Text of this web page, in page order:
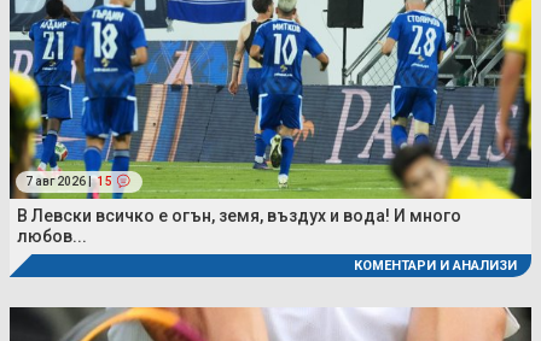
7 авг 2026 | 15
В Левски всичко е огън, земя, въздух и вода! И много
любов...
КОМЕНТАРИ И АНАЛИЗИ